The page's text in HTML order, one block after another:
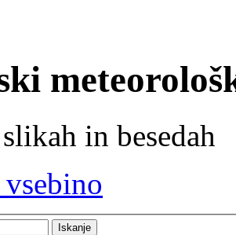
in besedah